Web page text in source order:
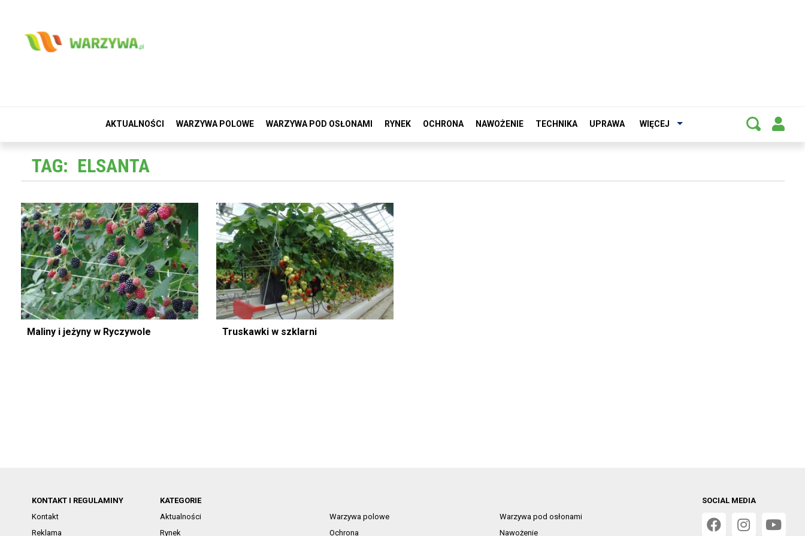
AKTUALNOŚCI WARZYWA POLOWE WARZYWA POD OSŁONAMI RYNEK OCHRONA NAWOŻENIE TECHNIKA UPRAWA WIĘCEJ
TAG: ELSANTA
Maliny i jeżyny w Ryczywole Truskawki w szklarni
KONTAKT I REGULAMINY
Kontakt
Reklama
KATEGORIE
Aktualności
Warzywa polowe
Warzywa pod osłonami
Rynek
Ochrona Nawożenie
SOCIAL MEDIA